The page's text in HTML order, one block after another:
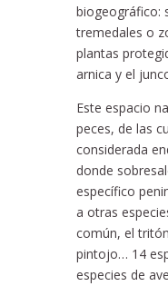
biogeográfico:
tremedales o
plantas
arnica y el
Este espacio
peces, de las
considerada
donde
específico
a otras
común, el
pintojo… 14
especies de